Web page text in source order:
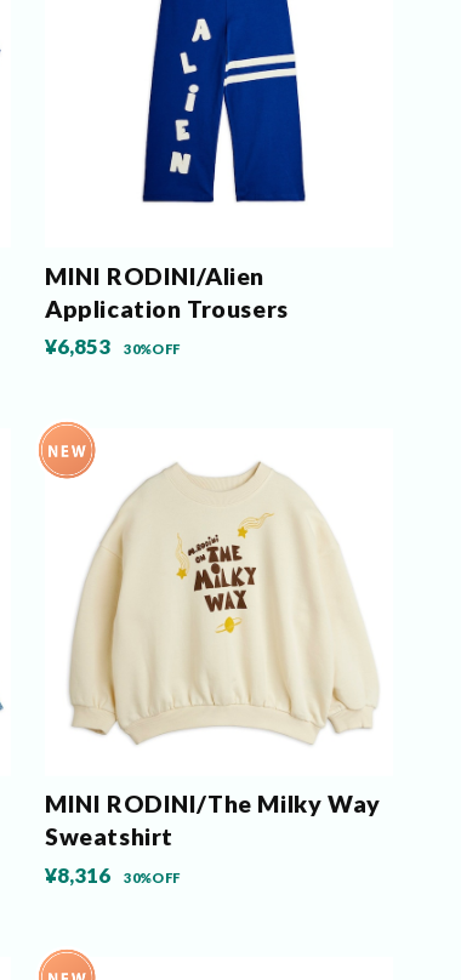
MINI RODINI/Alien
Application Trousers
¥6,853 30%OFF
MINI RODINI/The Milky Way
Sweatshirt
¥8,316 30%OFF